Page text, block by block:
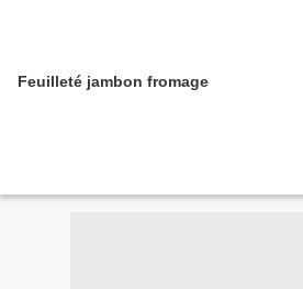
Feuilleté jambon fromage